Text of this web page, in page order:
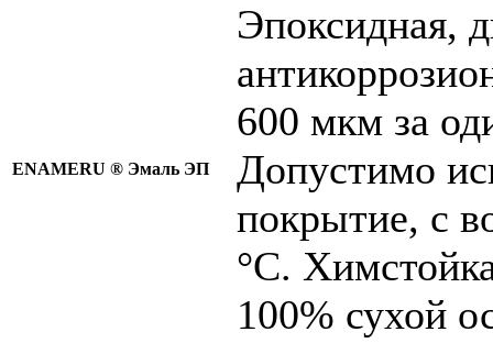
ENAMERU ® Эмаль ЭП
Эпоксидная,
600 мкм за
Допустимо
покрытие, с
°C.
100% сухой